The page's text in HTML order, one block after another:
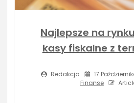
Najlepsze na
kasy fiskalne z
Redakcja 17
Finanse